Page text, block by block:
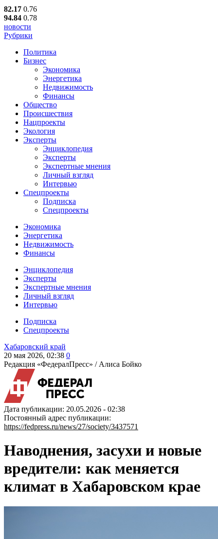
82.17 0.76
94.84 0.78
новости
Рубрики
Политика
Бизнес
Экономика
Энергетика
Недвижимость
Финансы
Общество
Происшествия
Нацпроекты
Экология
Эксперты
Энциклопедия
Эксперты
Экспертные мнения
Личный взгляд
Интервью
Спецпроекты
Подписка
Спецпроекты
Экономика
Энергетика
Недвижимость
Финансы
Энциклопедия
Эксперты
Экспертные мнения
Личный взгляд
Интервью
Подписка
Спецпроекты
Хабаровский край
20 мая 2026, 02:38 0
Редакция «ФедералПресс» / Алиса Бойко
Дата публикации: 20.05.2026 - 02:38
Постоянный адрес публикации:
https://fedpress.ru/news/27/society/3437571
Наводнения, засухи и новые
вредители: как меняется
климат в Хабаровском крае